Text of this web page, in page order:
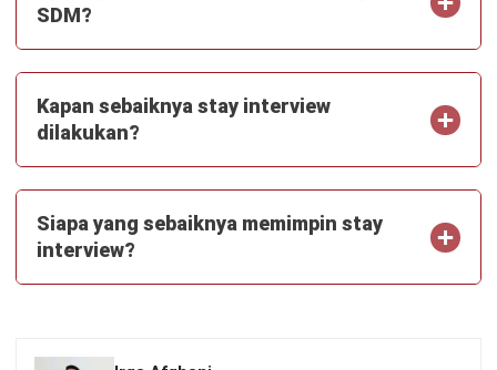
sistem akuntansi digital untuk membantu perusahaan
Jessica Chandra, B.Sc.
Expert Reviewer
Bachelor of Science (BSc) dalam Psychology dari
University of London yang didukung oleh pemahaman